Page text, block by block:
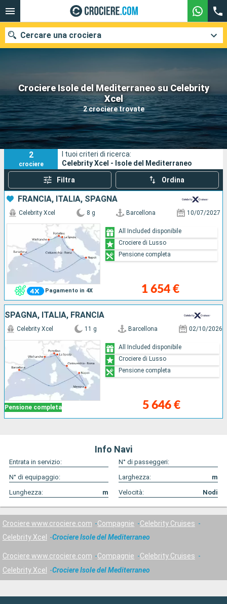
Crociere Isole del Mediterraneo su Celebrity
Xcel
2 crociere trovate
Cercare una crociera
Le nostre destinazioni
Mesi di partenza
Porti Compagnie
Ricerca
2
crociere
I tuoi criteri di ricerca:
Celebrity Xcel - Isole del Mediterraneo
Filtra Ordina
FRANCIA, ITALIA, SPAGNA
Pagamento in 4X
Celebrity Xcel 8 g Barcellona 10/07/2027
1 654 €
All Included disponibile
Crociere di Lusso
Pensione completa
SPAGNA, ITALIA, FRANCIA
Pensione completa
Celebrity Xcel 11 g Barcellona 02/10/2026
5 646 €
All Included disponibile
Crociere di Lusso
Pensione completa
Info Navi
Entrata in servizio:
N° di passeggeri:
N° di equipaggio:
Larghezza:
m
Lunghezza:
m Velocità: Nodi
Crociere www.crociere.com Compagnie
Celebrity Cruises
Celebrity Xcel
Crociere Isole del Mediterraneo
Crociere www.crociere.com Compagnie
Celebrity Cruises
Celebrity Xcel
Crociere Isole del Mediterraneo